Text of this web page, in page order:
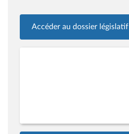
Accéder au dossier législatif